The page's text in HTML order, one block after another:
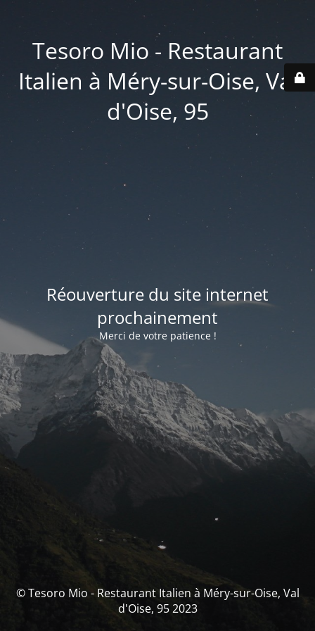
Tesoro Mio - Restaurant
Italien à Méry-sur-Oise, Val
d'Oise, 95
Réouverture du site internet
prochainement
Merci de votre patience !
© Tesoro Mio - Restaurant Italien à Méry-sur-Oise, Val
d'Oise, 95 2023